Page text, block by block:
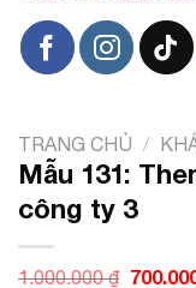
TRANG CHỦ /
Mẫu 131:
công ty 3
1.000.000₫ Giá